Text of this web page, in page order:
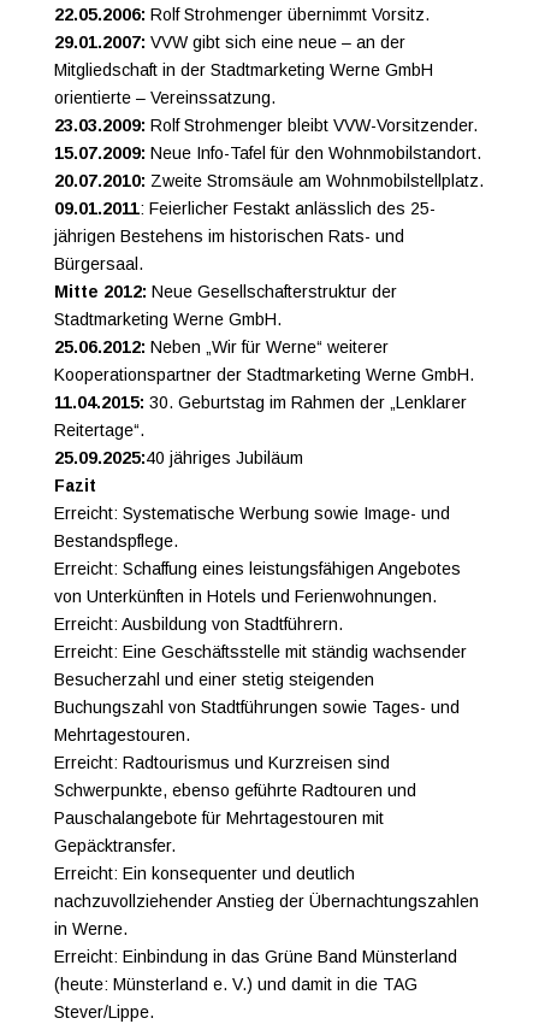
22.05.2006: Rolf Strohmenger übernimmt Vorsitz.
29.01.2007: VVW gibt sich eine neue – an der
Mitgliedschaft in der Stadtmarketing Werne GmbH
orientierte – Vereinssatzung.
23.03.2009: Rolf Strohmenger bleibt VVW-Vorsitzender.
15.07.2009: Neue Info-Tafel für den Wohnmobilstandort.
20.07.2010: Zweite Stromsäule am Wohnmobilstellplatz.
09.01.2011: Feierlicher Festakt anlässlich des 25-
jährigen Bestehens im historischen Rats- und
Bürgersaal.
Mitte 2012: Neue Gesellschafterstruktur der
Stadtmarketing Werne GmbH.
25.06.2012: Neben „Wir für Werne“ weiterer
Kooperationspartner der Stadtmarketing Werne GmbH.
11.04.2015: 30. Geburtstag im Rahmen der „Lenklarer
Reitertage“.
25.09.2025:40 jähriges Jubiläum
Fazit
Erreicht: Systematische Werbung sowie Image- und
Bestandspflege.
Erreicht: Schaffung eines leistungsfähigen Angebotes
von Unterkünften in Hotels und Ferienwohnungen.
Erreicht: Ausbildung von Stadtführern.
Erreicht: Eine Geschäftsstelle mit ständig wachsender
Besucherzahl und einer stetig steigenden
Buchungszahl von Stadtführungen sowie Tages- und
Mehrtagestouren.
Erreicht: Radtourismus und Kurzreisen sind
Schwerpunkte, ebenso geführte Radtouren und
Pauschalangebote für Mehrtagestouren mit
Gepäcktransfer.
Erreicht: Ein konsequenter und deutlich
nachzuvollziehender Anstieg der Übernachtungszahlen
in Werne.
Erreicht: Einbindung in das Grüne Band Münsterland
(heute: Münsterland e. V.) und damit in die TAG
Stever/Lippe.